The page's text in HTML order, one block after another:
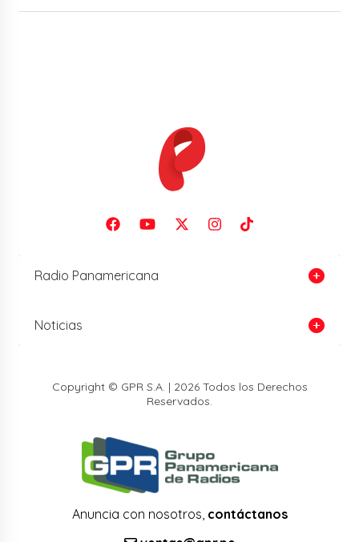
Radio Panamericana
Noticias
Copyright © GPR S.A. | 2026 Todos los Derechos
Reservados.
Anuncia con nosotros, contáctanos